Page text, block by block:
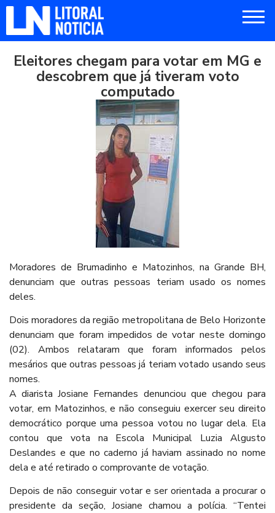
Eleitores chegam para votar em MG e
descobrem que já tiveram voto
computado
Moradores de Brumadinho e Matozinhos, na Grande BH,
denunciam que outras pessoas teriam usado os nomes
deles.
Dois moradores da região metropolitana de Belo Horizonte
denunciam que foram impedidos de votar neste domingo
(02). Ambos relataram que foram informados pelos
mesários que outras pessoas já teriam votado usando seus
nomes.
A diarista Josiane Fernandes denunciou que chegou para
votar, em Matozinhos, e não conseguiu exercer seu direito
democrático porque uma pessoa votou no lugar dela. Ela
contou que vota na Escola Municipal Luzia Algusto
Deslandes e que no caderno já haviam assinado no nome
dela e até retirado o comprovante de votação.
Depois de não conseguir votar e ser orientada a procurar o
presidente da seção, Josiane chamou a polícia. “Tentei